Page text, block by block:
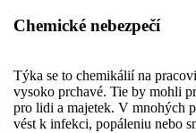
Chemické nebezpečí
Týka se to chemikálií na
vysoko prchavé. Tie by mohli
pro lidi a majetek. V mnohých
vést k infekci, popáleniu nebo